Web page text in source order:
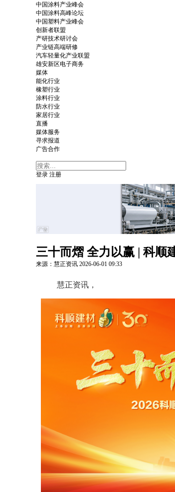
中国涂料产业峰会
中国涂料高峰论坛
中国塑料产业峰会
创新者联盟
产研技术研讨会
产业链高端研修
汽车轻量化产业联盟
雄安新区电子商务
媒体
能化行业
橡塑行业
涂料行业
防水行业
家居行业
直播
媒体服务
寻求报道
广告合作
登录 注册
三十而熠 全力以赢 | 科顺
来源：慧正资讯 2026-06-01 09:33
慧正资讯，